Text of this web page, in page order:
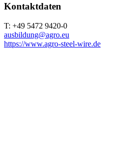
Kontaktdaten
T: +49 5472 9420-0
ausbildung@agro.eu
https://www.agro-steel-wire.de